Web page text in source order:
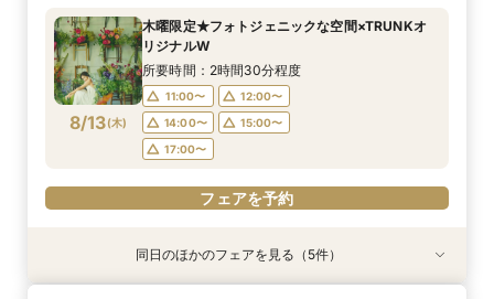
8/12(水)
11:00〜
14:00〜
15:00〜
17:00〜
フェアを予約
8/12(水)
11:00〜
14:00〜
15:00〜
17:00〜
フェアを予約
8/12(水)
12:00〜
17:00〜
フェアを予約
8/12(水)
12:00〜
フェアを予約
8/12(水)
12:00〜
フェアを予約
8/13(木)
木曜限定★フォトジェニックな空間×TRUNKオ
リジナルW
所要時間：2時間30分程度
11:00〜
12:00〜
14:00〜
15:00〜
17:00〜
フェアを予約
特典あり
特典あり
特典あり
特典あり同日のほかのフェアを見る（5件）